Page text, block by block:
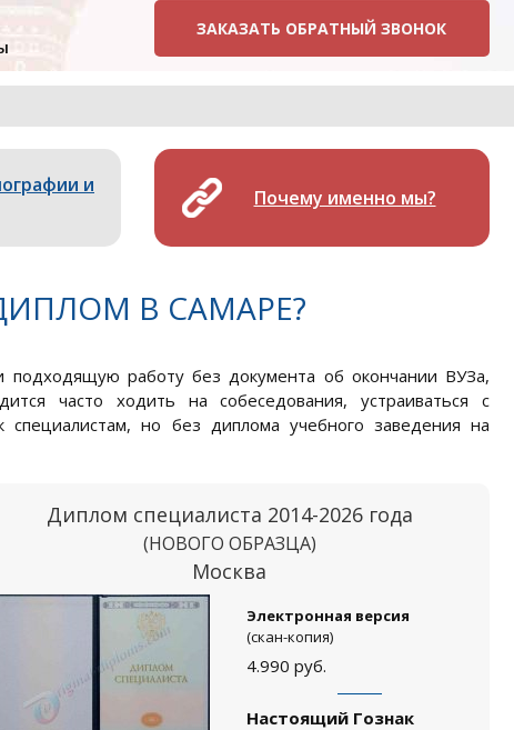
ЗАКАЗАТЬ ОБРАТНЫЙ ЗВОНОК
и
Почему именно мы?
В САМАРЕ?
подходящую работу без документа об окончании ВУЗа,
часто ходить на собеседования, устраиваться с
но без диплома учебного заведения на
Диплом специалиста 2014-2026 года
(НОВОГО ОБРАЗЦА)
Москва
Электронная версия
(скан-копия)
4.990 руб.
Настоящий Гознак